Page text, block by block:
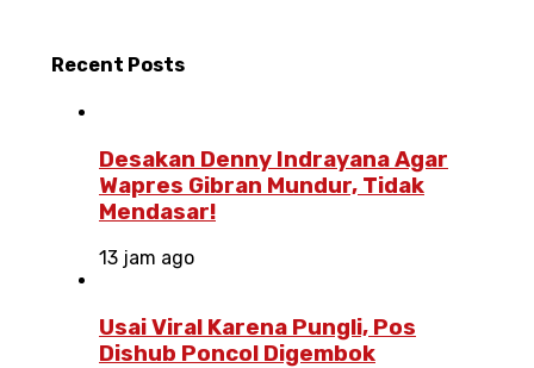
Recent Posts
Desakan Denny Indrayana Agar
Wapres Gibran Mundur, Tidak
Mendasar!
13 jam ago
Usai Viral Karena Pungli, Pos
Dishub Poncol Digembok